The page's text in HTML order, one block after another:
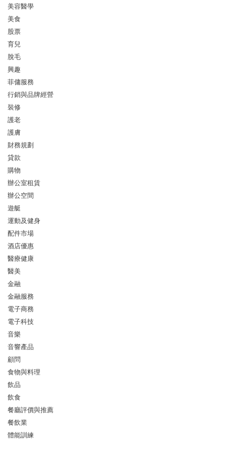
美容醫學
美食
股票
育兒
脫毛
興趣
菲傭服務
行銷與品牌經營
裝修
護老
護膚
財務規劃
貸款
購物
辦公室租賃
辦公空間
遊艇
運動及健身
配件市場
酒店優惠
醫療健康
醫美
金融
金融服務
電子商務
電子科技
音樂
音響產品
顧問
食物與料理
飲品
飲食
餐廳評價與推薦
餐飲業
體能訓練